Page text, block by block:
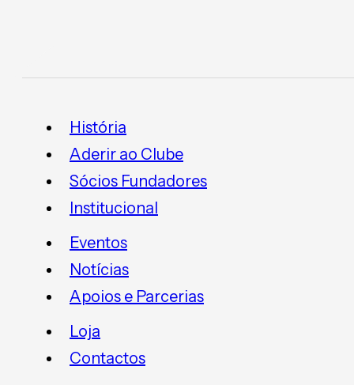
História
Aderir ao Clube
Sócios Fundadores
Institucional
Eventos
Notícias
Apoios e Parcerias
Loja
Contactos